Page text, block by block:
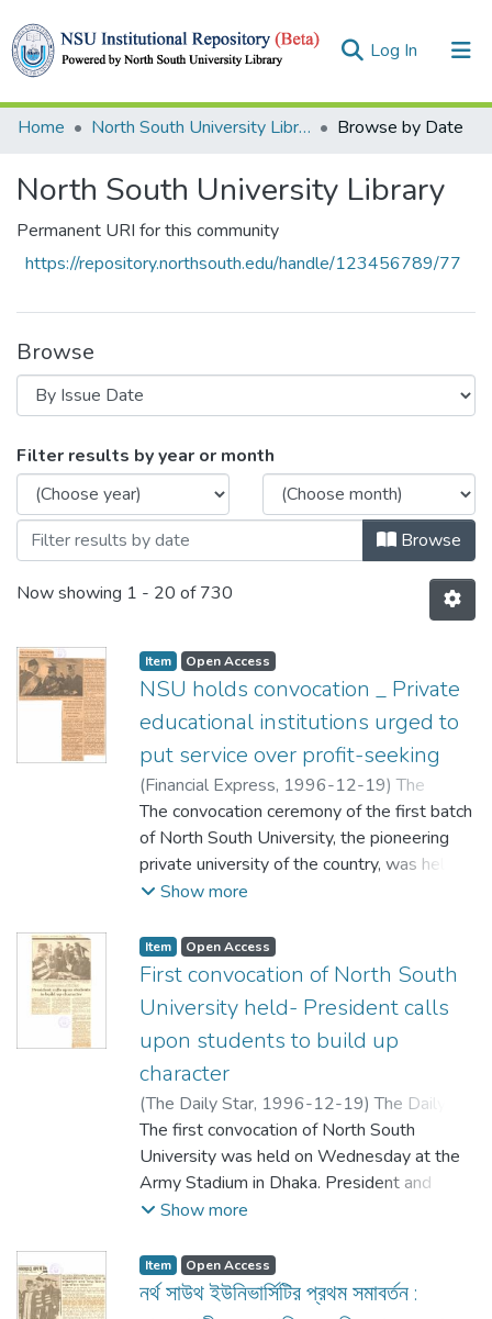
Log In (current)
Collections
Home North South University Library Browse by Date
North South University Library
Permanent URI for this community
https://repository.northsouth.edu/handle/123456789/77
Browse
Browsing North South University
Filter results by year or month
Browse
Now showing 1 - 20 of 730
Item Open Access
NSU holds convocation _ Private
educational institutions urged to
put service over profit-seeking
(Financial Express, 1996-12-19)The
Financial Express
The convocation ceremony of the first batch
of North South University, the pioneering
private university of the country, was held
on Wednesday at the Army Stadium in
University Justice Sahabuddin Ahmed called
upon the students to become good citizens
and characters to contribute to the
development of the country. Founder
President of North South University Musleh
Uddin Ahmed delivered the welcome
address. Chairman of Board of Governance
MA Awal, University of Southern Indiana
President H. Ray Hoopes also spoke on the
occasion.
Show more
Item Open Access
First convocation of North South
University held- President calls
upon students to build up
character
(The Daily Star, 1996-12-19)The Daily
Star
The first convocation of North South
University was held on Wednesday at the
Army Stadium in Dhaka. President and
Chancellor of the University Justice
students to become good citizens and
characters to contribute to the
Show more
Item Open Access
নর্থ সাউথ ইউনিভার্সিটির প্রথম সমাবর্তন :